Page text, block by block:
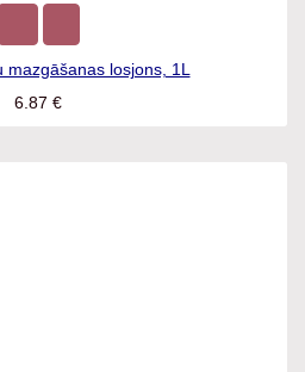
mazgāšanas losjons, 1L
6.87 €